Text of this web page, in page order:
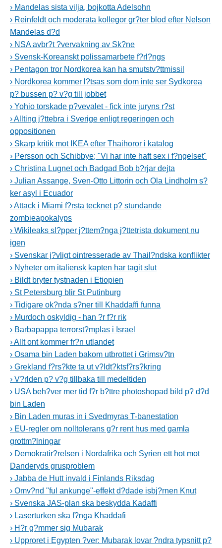
› Mandelas sista vilja, bojkotta Adelsohn
› Reinfeldt och moderata kollegor gr?ter blod efter Nelson
Mandelas d?d
› NSA avbr?t ?vervakning av Sk?ne
› Svensk-Koreanskt polissamarbete f?rl?ngs
› Pentagon tror Nordkorea kan ha smutstv?ttmissil
› Nordkorea kommer l?tsas som dom inte ser Sydkorea
p? bussen p? v?g till jobbet
› Yohio torskade p?vevalet - fick inte juryns r?st
› Allting j?ttebra i Sverige enligt regeringen och
oppositionen
› Skarp kritik mot IKEA efter Thaihoror i katalog
› Persson och Schibbye; "Vi har inte haft sex i f?ngelset"
› Christina Lugnet och Badgad Bob b?rjar dejta
› Julian Assange, Sven-Otto Littorin och Ola Lindholm s?
ker asyl i Ecuador
› Attack i Miami f?rsta tecknet p? stundande
zombieapokalyps
› Wikileaks sl?pper j?ttem?nga j?ttetrista dokument nu
igen
› Svenskar j?vligt ointresserade av Thail?ndska konflikter
› Nyheter om italiensk kapten har tagit slut
› Bildt bryter tystnaden i Etiopien
› St Petersburg blir St Putinburg
› Tidigare ok?nda s?ner till Khaddaffi funna
› Murdoch oskyldig - han ?r f?r rik
› Barbapappa terrorst?mplas i Israel
› Allt ont kommer fr?n utlandet
› Osama bin Laden bakom utbrottet i Grimsv?tn
› Grekland f?rs?kte ta ut v?ldt?ktsf?rs?kring
› V?rlden p? v?g tillbaka till medeltiden
› USA beh?ver mer tid f?r b?ttre photoshopad bild p? d?d
bin Laden
› Bin Laden muras in i Svedmyras T-banestation
› EU-regler om nolltolerans g?r rent hus med gamla
grottm?lningar
› Demokratir?relsen i Nordafrika och Syrien ett hot mot
Danderyds grusproblem
› Jabba de Hutt invald i Finlands Riksdag
› Omv?nd "ful ankunge"-effekt d?dade isbj?rnen Knut
› Svenska JAS-plan ska beskydda Kadaffi
› Laserturken ska f?nga Khaddafi
› H?r g?mmer sig Mubarak
› Upproret i Egypten ?ver: Mubarak lovar ?ndra typsnitt p?